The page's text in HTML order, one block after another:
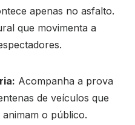
apenas no asfalto.
que movimenta a
Acompanha a prova
de veículos que
o público.